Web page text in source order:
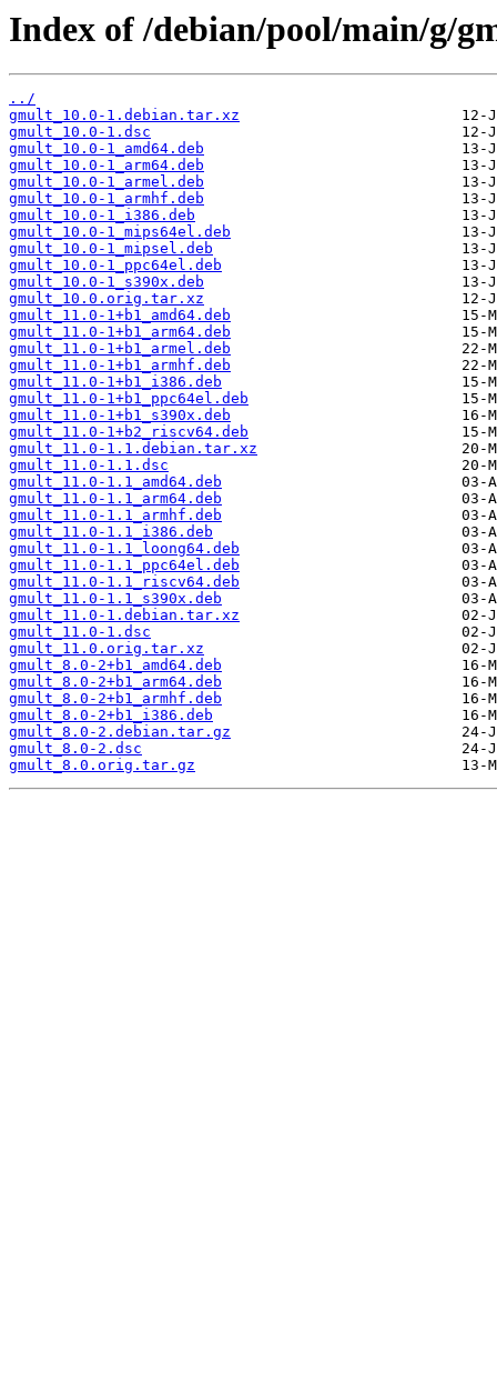
Index of /debian/pool/main/g/
../
gmult_10.0-1.debian.tar.xz
gmult_10.0-1.dsc
gmult_10.0-1_amd64.deb
gmult_10.0-1_arm64.deb
gmult_10.0-1_armel.deb
gmult_10.0-1_armhf.deb
gmult_10.0-1_i386.deb
gmult_10.0-1_mips64el.deb
gmult_10.0-1_mipsel.deb
gmult_10.0-1_ppc64el.deb
gmult_10.0-1_s390x.deb
gmult_10.0.orig.tar.xz
gmult_11.0-1+b1_amd64.deb
gmult_11.0-1+b1_arm64.deb
gmult_11.0-1+b1_armel.deb
gmult_11.0-1+b1_armhf.deb
gmult_11.0-1+b1_i386.deb
gmult_11.0-1+b1_ppc64el.deb
gmult_11.0-1+b1_s390x.deb
gmult_11.0-1+b2_riscv64.deb
gmult_11.0-1.1.debian.tar.xz
gmult_11.0-1.1.dsc
gmult_11.0-1.1_amd64.deb
gmult_11.0-1.1_arm64.deb
gmult_11.0-1.1_armhf.deb
gmult_11.0-1.1_i386.deb
gmult_11.0-1.1_loong64.deb
gmult_11.0-1.1_ppc64el.deb
gmult_11.0-1.1_riscv64.deb
gmult_11.0-1.1_s390x.deb
gmult_11.0-1.debian.tar.xz
gmult_11.0-1.dsc
gmult_11.0.orig.tar.xz
gmult_8.0-2+b1_amd64.deb
gmult_8.0-2+b1_arm64.deb
gmult_8.0-2+b1_armhf.deb
gmult_8.0-2+b1_i386.deb
gmult_8.0-2.debian.tar.gz
gmult_8.0-2.dsc
gmult_8.0.orig.tar.gz